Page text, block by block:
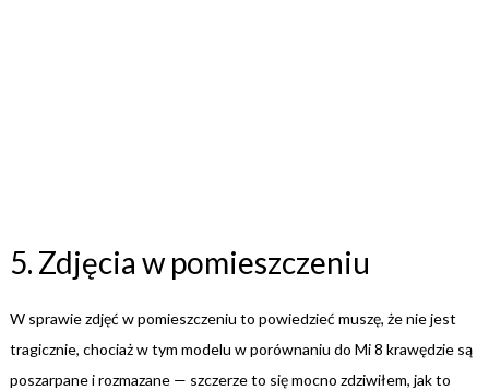
5. Zdjęcia w pomieszczeniu
W sprawie zdjęć w pomieszczeniu to powiedzieć muszę, że nie jest
tragicznie, chociaż w tym modelu w porównaniu do Mi 8 krawędzie są
poszarpane i rozmazane — szczerze to się mocno zdziwiłem, jak to